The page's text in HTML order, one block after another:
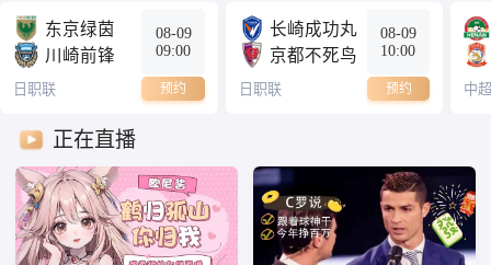
东京绿茵
川崎前锋
日职联 预约
08-09
09:00
长崎成功丸
京都不死鸟
日职联 预约
08-09
10:00
中
正在直播